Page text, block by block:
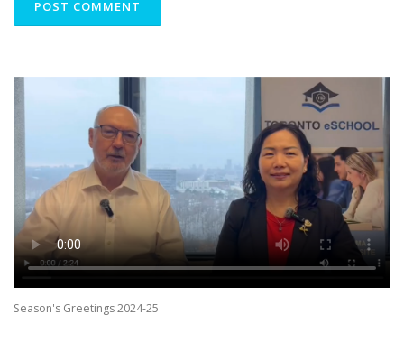
Season's Greetings 2024-25